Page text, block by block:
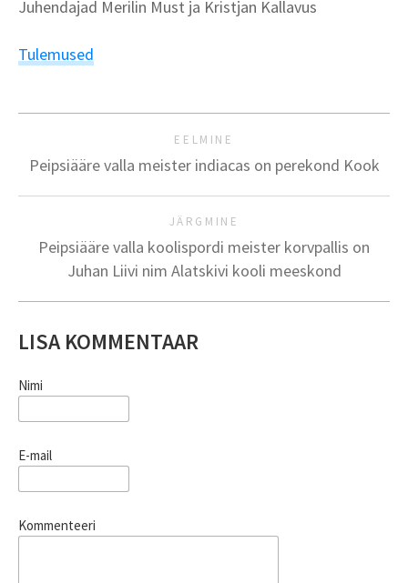
Juhendajad Merilin Must ja Kristjan Kallavus
Tulemused
EELMINE
Peipsiääre valla meister indiacas on perekond Kook
JÄRGMINE
Peipsiääre valla koolispordi meister korvpallis on
Juhan Liivi nim Alatskivi kooli meeskond
LISA KOMMENTAAR
Nimi
E-mail
Kommenteeri